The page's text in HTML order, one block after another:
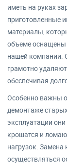
иметь на руках
приготовленные
материалы,
объеме оснащены
нашей компании.
грамотно
обеспечивая
Особенно важны
демонтаже
эксплуатации
крошатся и
нагрузок. Замена
осуществляться